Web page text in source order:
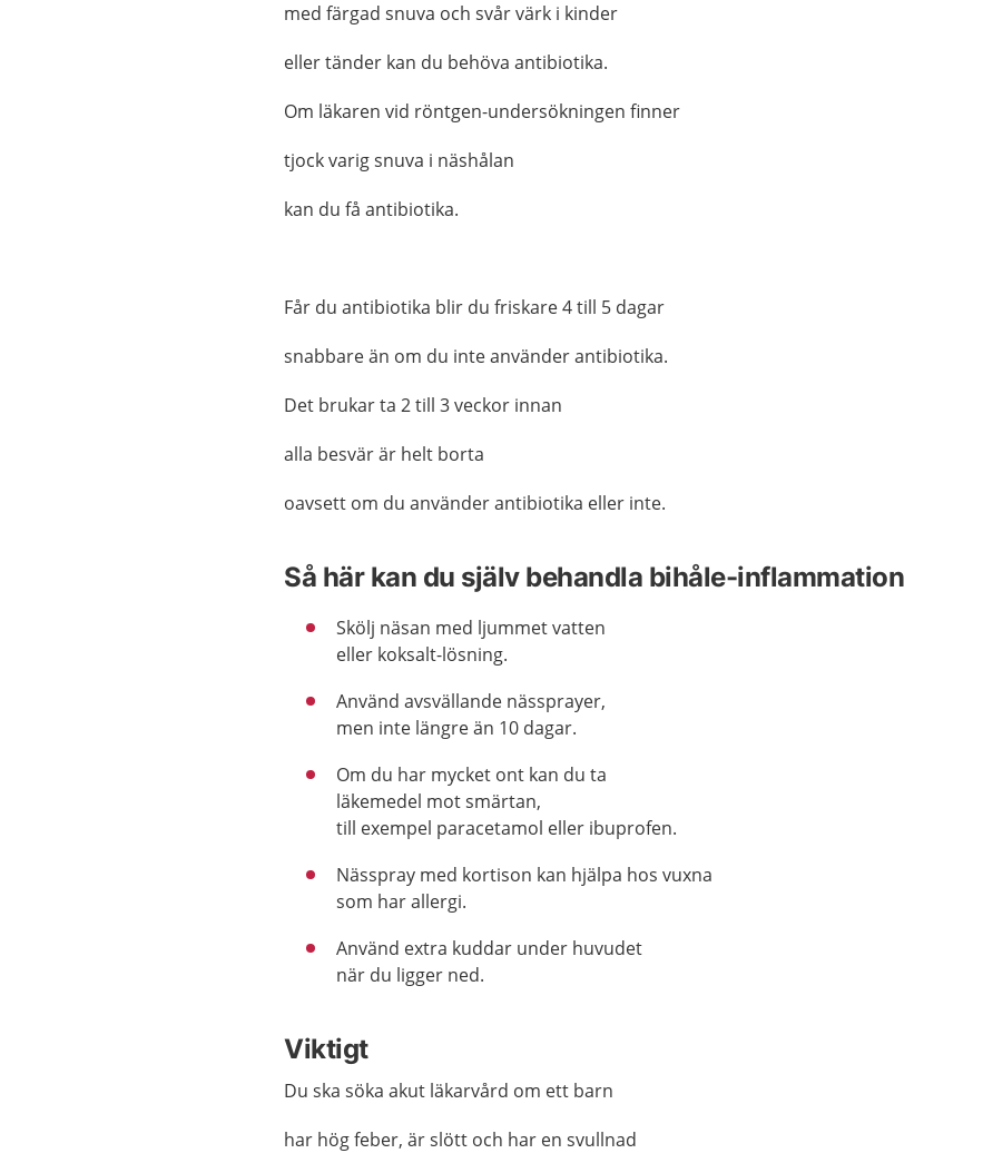
med färgad snuva och svår värk i kinder
eller tänder kan du behöva antibiotika.
Om läkaren vid röntgen-undersökningen finner
tjock varig snuva i näshålan
kan du få antibiotika.
Får du antibiotika blir du friskare 4 till 5 dagar
snabbare än om du inte använder antibiotika.
Det brukar ta 2 till 3 veckor innan
alla besvär är helt borta
oavsett om du använder antibiotika eller inte.
Så här kan du själv behandla bihåle-inflammation
Skölj näsan med ljummet vatten
eller koksalt-lösning.
Använd avsvällande nässprayer,
men inte längre än 10 dagar.
Om du har mycket ont kan du ta
läkemedel mot smärtan,
till exempel paracetamol eller ibuprofen.
Nässpray med kortison kan hjälpa hos vuxna
som har allergi.
Använd extra kuddar under huvudet
när du ligger ned.
Viktigt
Du ska söka akut läkarvård om ett barn
har hög feber, är slött och har en svullnad